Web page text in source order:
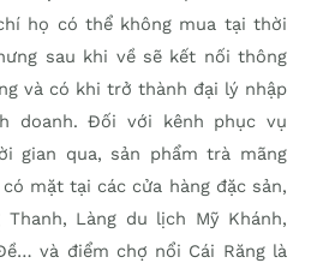
họ có thể không mua tại thời
sau khi về sẽ kết nối thông
và có khi trở thành đại lý nhập
doanh. Ðối với kênh phục vụ
gian qua, sản phẩm trà mãng
mặt tại các cửa hàng đặc sản,
Thanh, Làng du lịch Mỹ Khánh,
và điểm chợ nổi Cái Răng là